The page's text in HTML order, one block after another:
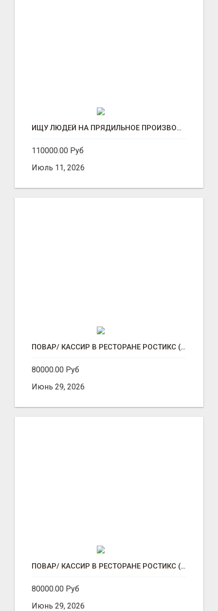
ИЩУ ЛЮДЕЙ НА ПРЯДИЛЬНОЕ ПРОИЗВОДСТВО В ЖИЛИНО-2 (ЛЮБЕРЦЫ), ФАБРИКА «ПЕХОРСКИЙ ТЕКСТИЛЬ»
110000.00 Руб
Июль 11, 2026
ПОВАР/ КАССИР В РЕСТОРАНЕ РОСТИКС (КФС)
80000.00 Руб
Июнь 29, 2026
ПОВАР/ КАССИР В РЕСТОРАНЕ РОСТИКС (КФС)
80000.00 Руб
Июнь 29, 2026